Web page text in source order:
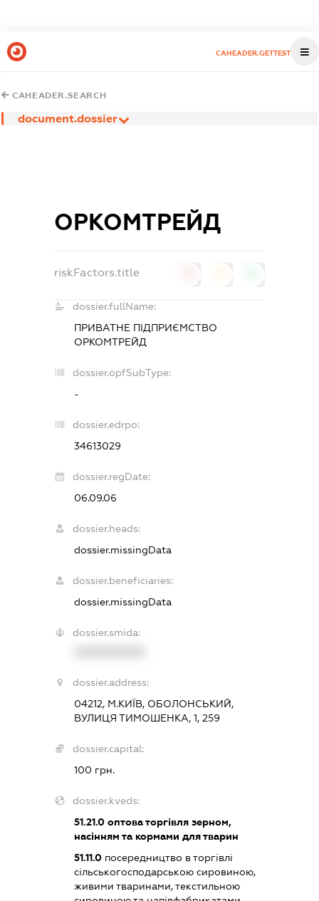
CAHEADER.GETTEST
CAHEADER.SEARCH
document.dossier
ОРКОМТРЕЙД
riskFactors.title
dossier.fullName:
ПРИВАТНЕ ПІДПРИЄМСТВО
ОРКОМТРЕЙД
dossier.opfSubType:
-
dossier.edrpo:
34613029
dossier.regDate:
06.09.06
dossier.heads:
dossier.missingData
dossier.beneficiaries:
dossier.missingData
dossier.smida:
dossier.address:
04212, М.КИЇВ, ОБОЛОНСЬКИЙ,
ВУЛИЦЯ ТИМОШЕНКА, 1, 259
dossier.capital:
100 грн.
dossier.kveds:
51.21.0 оптова торгівля зерном,
насінням та кормами для тварин
51.11.0 посередництво в торгівлі
сільськогосподарською сировиною,
живими тваринами, текстильною